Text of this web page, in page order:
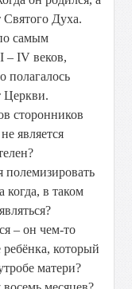
Святого Духа.
самым
– IV веков,
полагалось
Церкви.
сторонников
является
полемизировать
когда, в таком
– он чем-то
ребёнка, который
матери?